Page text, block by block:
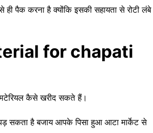
पैक करना है क्योंकि इसकी सहायता से रोटी लंबे
for chapati
मटेरियल कैसे खरीद सकते हैं।
सकता है बजाय आपके पिसा हुआ आटा मार्केट से